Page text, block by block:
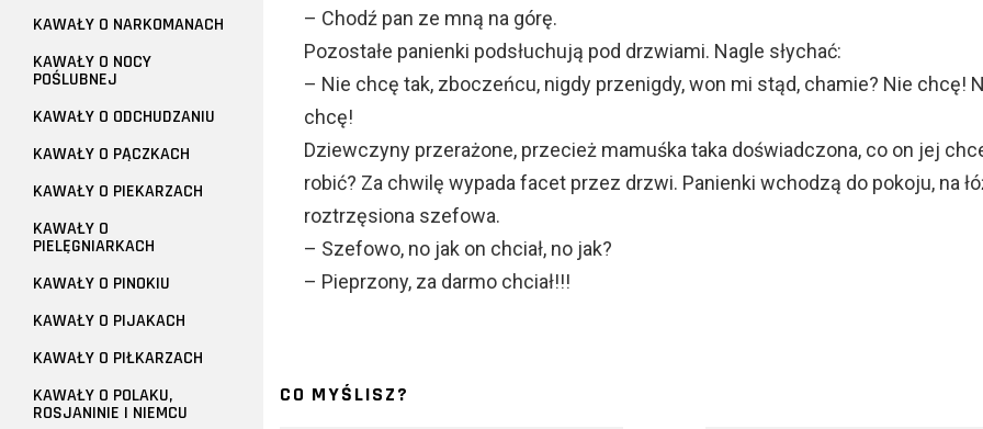
– Chodź pan ze mną na górę.
Pozostałe panienki podsłuchują pod drzwiami. Nagle słychać:
– Nie chcę tak, zboczeńcu, nigdy przenigdy, won mi stąd, chamie? Nie chcę!
chcę!
Dziewczyny przerażone, przecież mamuśka taka doświadczona, co on jej
robić? Za chwilę wypada facet przez drzwi. Panienki wchodzą do pokoju, na
roztrzęsiona szefowa.
– Szefowo, no jak on chciał, no jak?
– Pieprzony, za darmo chciał!!!
CO MYŚLISZ?
KAWAŁY O NARKOMANACH
KAWAŁY O NOCY
POŚLUBNEJ
KAWAŁY O ODCHUDZANIU
KAWAŁY O PĄCZKACH
KAWAŁY O PIEKARZACH
KAWAŁY O
PIELĘGNIARKACH
KAWAŁY O PINOKIU
KAWAŁY O PIJAKACH
KAWAŁY O PIŁKARZACH
KAWAŁY O POLAKU,
ROSJANINIE I NIEMCU